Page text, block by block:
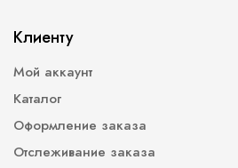
Клиенту
Мой аккаунт
Каталог
Оформление заказа
Отслеживание заказа